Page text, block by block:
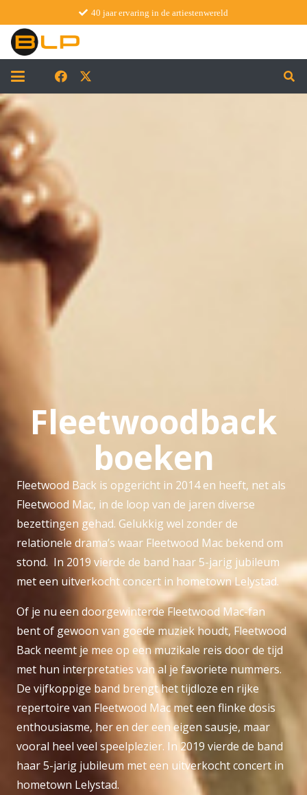
40 jaar ervaring in de artiestenwereld
Fleetwoodback
boeken
Fleetwood Back is opgericht in 2014 en heeft, net als
Fleetwood Mac, in de loop van de jaren diverse
bezettingen gehad. Gelukkig wel zonder de
relationele drama’s waar Fleetwood Mac bekend om
stond. In 2019 vierde de band haar 5-jarig jubileum
met een uitverkocht concert in hometown Lelystad.
Of je nu een doorgewinterde Fleetwood Mac-fan
bent of gewoon van goede muziek houdt, Fleetwood
Back neemt je mee op een muzikale reis door de tijd
met hun interpretaties van al je favoriete nummers.
De vijfkoppige band brengt het tijdloze en rijke
repertoire van Fleetwood Mac met een flinke dosis
enthousiasme, her en der een eigen sausje, maar
vooral heel veel speelplezier. In 2019 vierde de band
haar 5-jarig jubileum met een uitverkocht concert in
hometown Lelystad.